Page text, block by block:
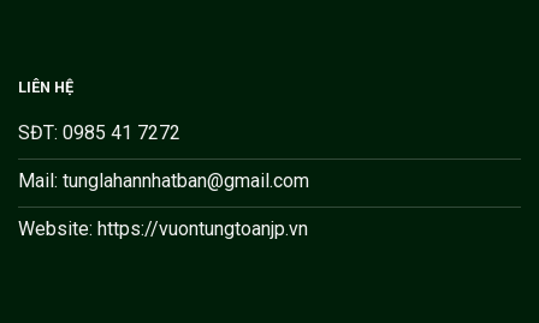
LIÊN HỆ
SĐT: 0985 41 7272
Mail: tunglahannhatban@gmail.com
Website: https://vuontungtoanjp.vn